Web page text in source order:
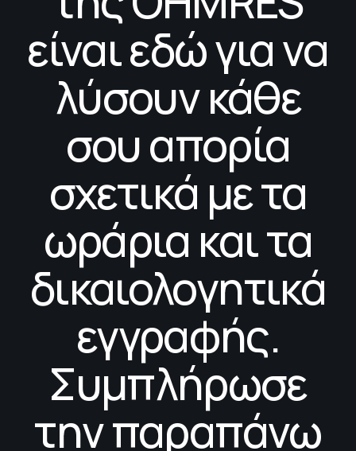
είναι εδώ για να
λύσουν κάθε
σου απορία
σχετικά με τα
ωράρια και τα
δικαιολογητικά
εγγραφής.
Συμπλήρωσε
την παραπάνω